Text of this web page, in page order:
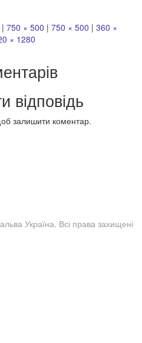
| 750 × 500 | 750 × 500 | 360 ×
× 1280
відповідь
залишити коментар.
Україна. Всі права захищені